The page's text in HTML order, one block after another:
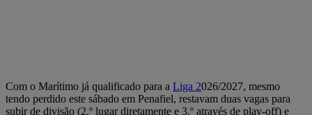
Com o Marítimo já qualificado para a Liga 2026/2027, mesmo
tendo perdido este sábado em Penafiel, restavam duas vagas para
subir de divisão (2.º lugar diretamente e 3.º através de play-off) e